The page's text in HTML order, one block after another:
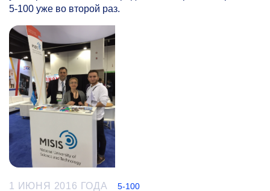
5-100 уже во второй раз.
1 ИЮНЯ 2016 ГОДА 5-100